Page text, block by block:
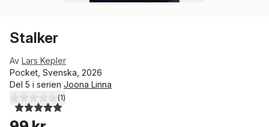
Stalker
Av Lars Kepler
Pocket, Svenska, 2026
Del 5 i serien Joona Linna
5,0utav 5 stjärnor. Totalt antal röster:
(1)